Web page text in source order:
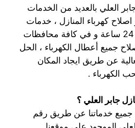
العلي بالعديد من الخدمات
كهرباء المنازل ، خدمات
الطوارئ على مدار 24 ساعة و في كافة محافظات
جميع أعطال الكهرباء ، الحل
عن طريق ايجاد المكان
الكهرباء .
جابر العلي ؟
خدماتنا عن طريق رقم